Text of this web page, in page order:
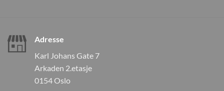
Adresse
Karl Johans Gate 7
Arkaden 2.etasje
0154 Oslo